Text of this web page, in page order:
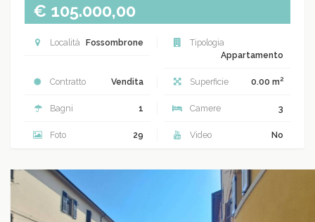
€ 105.000,00
Località Fossombrone
Tipologia
Appartamento
Contratto Vendita Superficie 0.00 m2
Bagni 1 Camere 3
Foto 29 Video No